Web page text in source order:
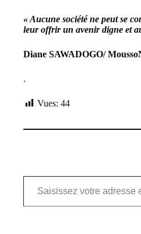
« Aucune société ne peut se
leur offrir un avenir digne et
Diane SAWADOGO/
.
Vues: 44
Saisissez votre adresse e-mail…